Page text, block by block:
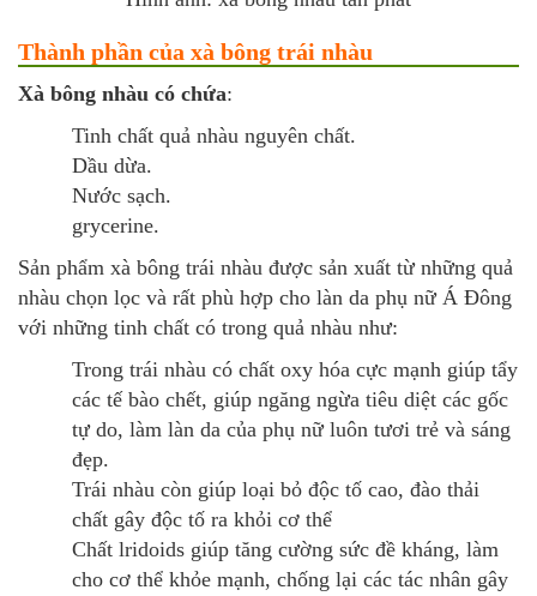
Thành phần của xà bông trái nhàu
Xà bông nhàu có chứa:
Tinh chất quả nhàu nguyên chất.
Dầu dừa.
Nước sạch.
grycerine.
Sản phẩm xà bông trái nhàu được sản xuất từ những quả
nhàu chọn lọc và rất phù hợp cho làn da phụ nữ Á Đông
với những tinh chất có trong quả nhàu như:
Trong trái nhàu có chất oxy hóa cực mạnh giúp tẩy
các tế bào chết, giúp ngăng ngừa tiêu diệt các gốc
tự do, làm làn da của phụ nữ luôn tươi trẻ và sáng
đẹp.
Trái nhàu còn giúp loại bỏ độc tố cao, đào thải
chất gây độc tố ra khỏi cơ thể
Chất lridoids giúp tăng cường sức đề kháng, làm
cho cơ thể khỏe mạnh, chống lại các tác nhân gây